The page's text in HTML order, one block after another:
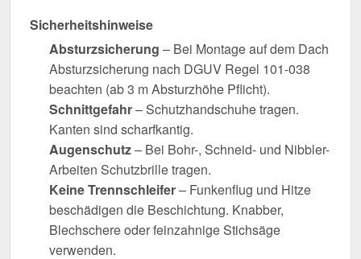
Sicherheitshinweise
Absturzsicherung – Bei Montage auf dem Dach
Absturzsicherung nach DGUV Regel 101-038
beachten (ab 3 m Absturzhöhe Pflicht).
Schnittgefahr– Schutzhandschuhe tragen.
Kanten sind scharfkantig.
Augenschutz– Bei Bohr-, Schneid- und Nibbler-
Arbeiten Schutzbrille tragen.
Keine Trennschleifer– Funkenflug und Hitze
beschädigen die Beschichtung. Knabber,
Blechschere oder feinzahnige Stichsäge
verwenden.